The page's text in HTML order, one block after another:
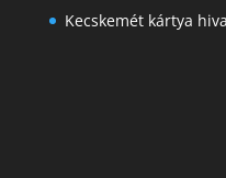
Kecskemét kártya